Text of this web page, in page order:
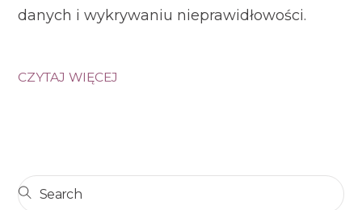
danych i wykrywaniu nieprawidłowości.
CZYTAJ WIĘCEJ